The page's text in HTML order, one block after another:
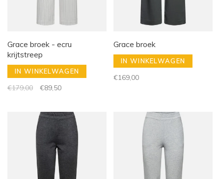
Grace broek - ecru
krijtstreep
IN WINKELWAGEN
€179,00 €89,50
Grace broek
IN WINKELWAGEN
€169,00